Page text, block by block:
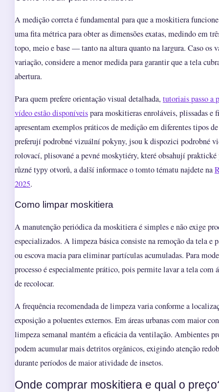
A medição correta é fundamental para que a moskitiera
uma fita métrica para obter as dimensões exatas, medindo em
topo, meio e base — tanto na altura quanto na largura. Caso os
variação, considere a menor medida para garantir que a tela
abertura.
Para quem prefere orientação visual detalhada, tutoriais passo a
vídeo estão disponíveispara moskitieras enroláveis, plissadas e
apresentam exemplos práticos de medição em diferentes tipos
preferují podrobné vizuální pokyny, jsou k dispozici podrobné
rolovací, plisované a pevné moskytiéry, které obsahují
různé typy otvorů, a další informace o tomto tématu najdete na
2025.
Como limpar moskitiera
A manutenção periódica da moskitiera é simples e não exige
especializados. A limpeza básica consiste na remoção da tela e
ou escova macia para eliminar partículas acumuladas. Para
processo é especialmente prático, pois permite lavar a tela com
de recolocar.
A frequência recomendada de limpeza varia conforme a
exposição a poluentes externos. Em áreas urbanas com maior
limpeza semanal mantém a eficácia da ventilação. Ambientes
podem acumular mais detritos orgânicos, exigindo atenção
durante períodos de maior atividade de insetos.
Onde comprar moskitiera e qual o